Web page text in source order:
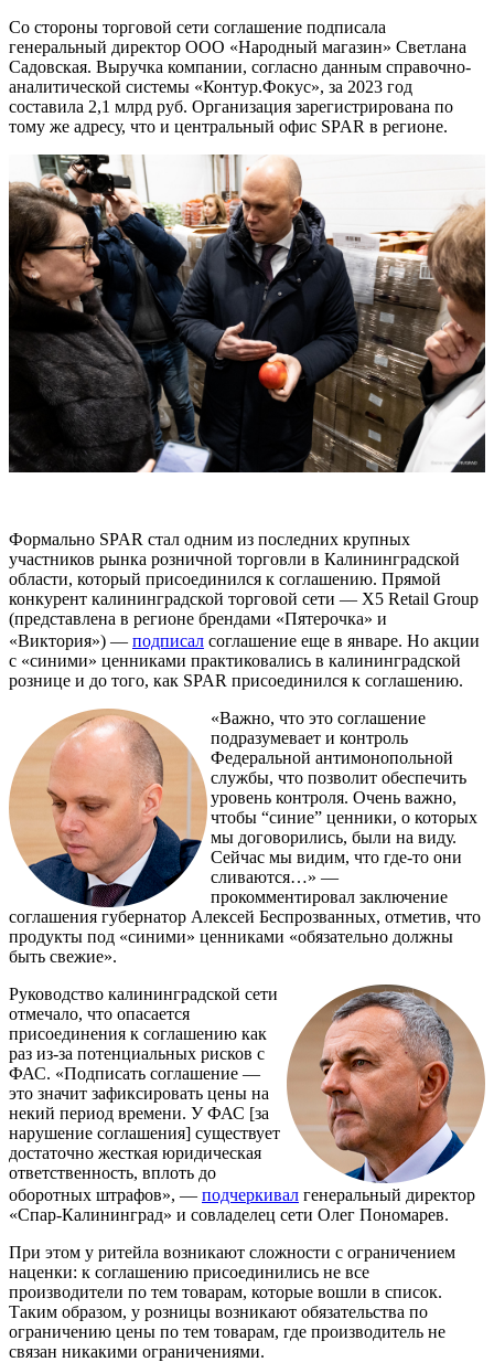
Со стороны торговой сети соглашение подписала
генеральный директор ООО «Народный магазин» Светлана
Садовская. Выручка компании, согласно данным справочно-
аналитической системы «Контур.Фокус», за 2023 год
составила 2,1 млрд руб. Организация зарегистрирована по
тому же адресу, что и центральный офис SPAR в регионе.
Формально SPAR стал одним из последних крупных
участников рынка розничной торговли в Калининградской
области, который присоединился к соглашению. Прямой
конкурент калининградской торговой сети — X5 Retail Group
(представлена в регионе брендами «Пятерочка» и
«Виктория») — подписал соглашение еще в январе. Но акции
с «синими» ценниками практиковались в калининградской
рознице и до того, как SPAR присоединился к соглашению.
«Важно, что это соглашение
подразумевает и контроль
Федеральной антимонопольной
службы, что позволит обеспечить
уровень контроля. Очень важно,
чтобы “синие” ценники, о которых
мы договорились, были на виду.
Сейчас мы видим, что где-то они
сливаются…» —
прокомментировал заключение
соглашения губернатор Алексей Беспрозванных, отметив, что
продукты под «синими» ценниками «обязательно должны
быть свежие».
Руководство калининградской сети
отмечало, что опасается
присоединения к соглашению как
раз из-за потенциальных рисков с
ФАС. «Подписать соглашение —
это значит зафиксировать цены на
некий период времени. У ФАС [за
нарушение соглашения] существует
достаточно жесткая юридическая
ответственность, вплоть до
оборотных штрафов», — подчеркивал генеральный директор
«Спар-Калининград» и совладелец сети Олег Пономарев.
При этом у ритейла возникают сложности с ограничением
наценки: к соглашению присоединились не все
производители по тем товарам, которые вошли в список.
Таким образом, у розницы возникают обязательства по
ограничению цены по тем товарам, где производитель не
связан никакими ограничениями.